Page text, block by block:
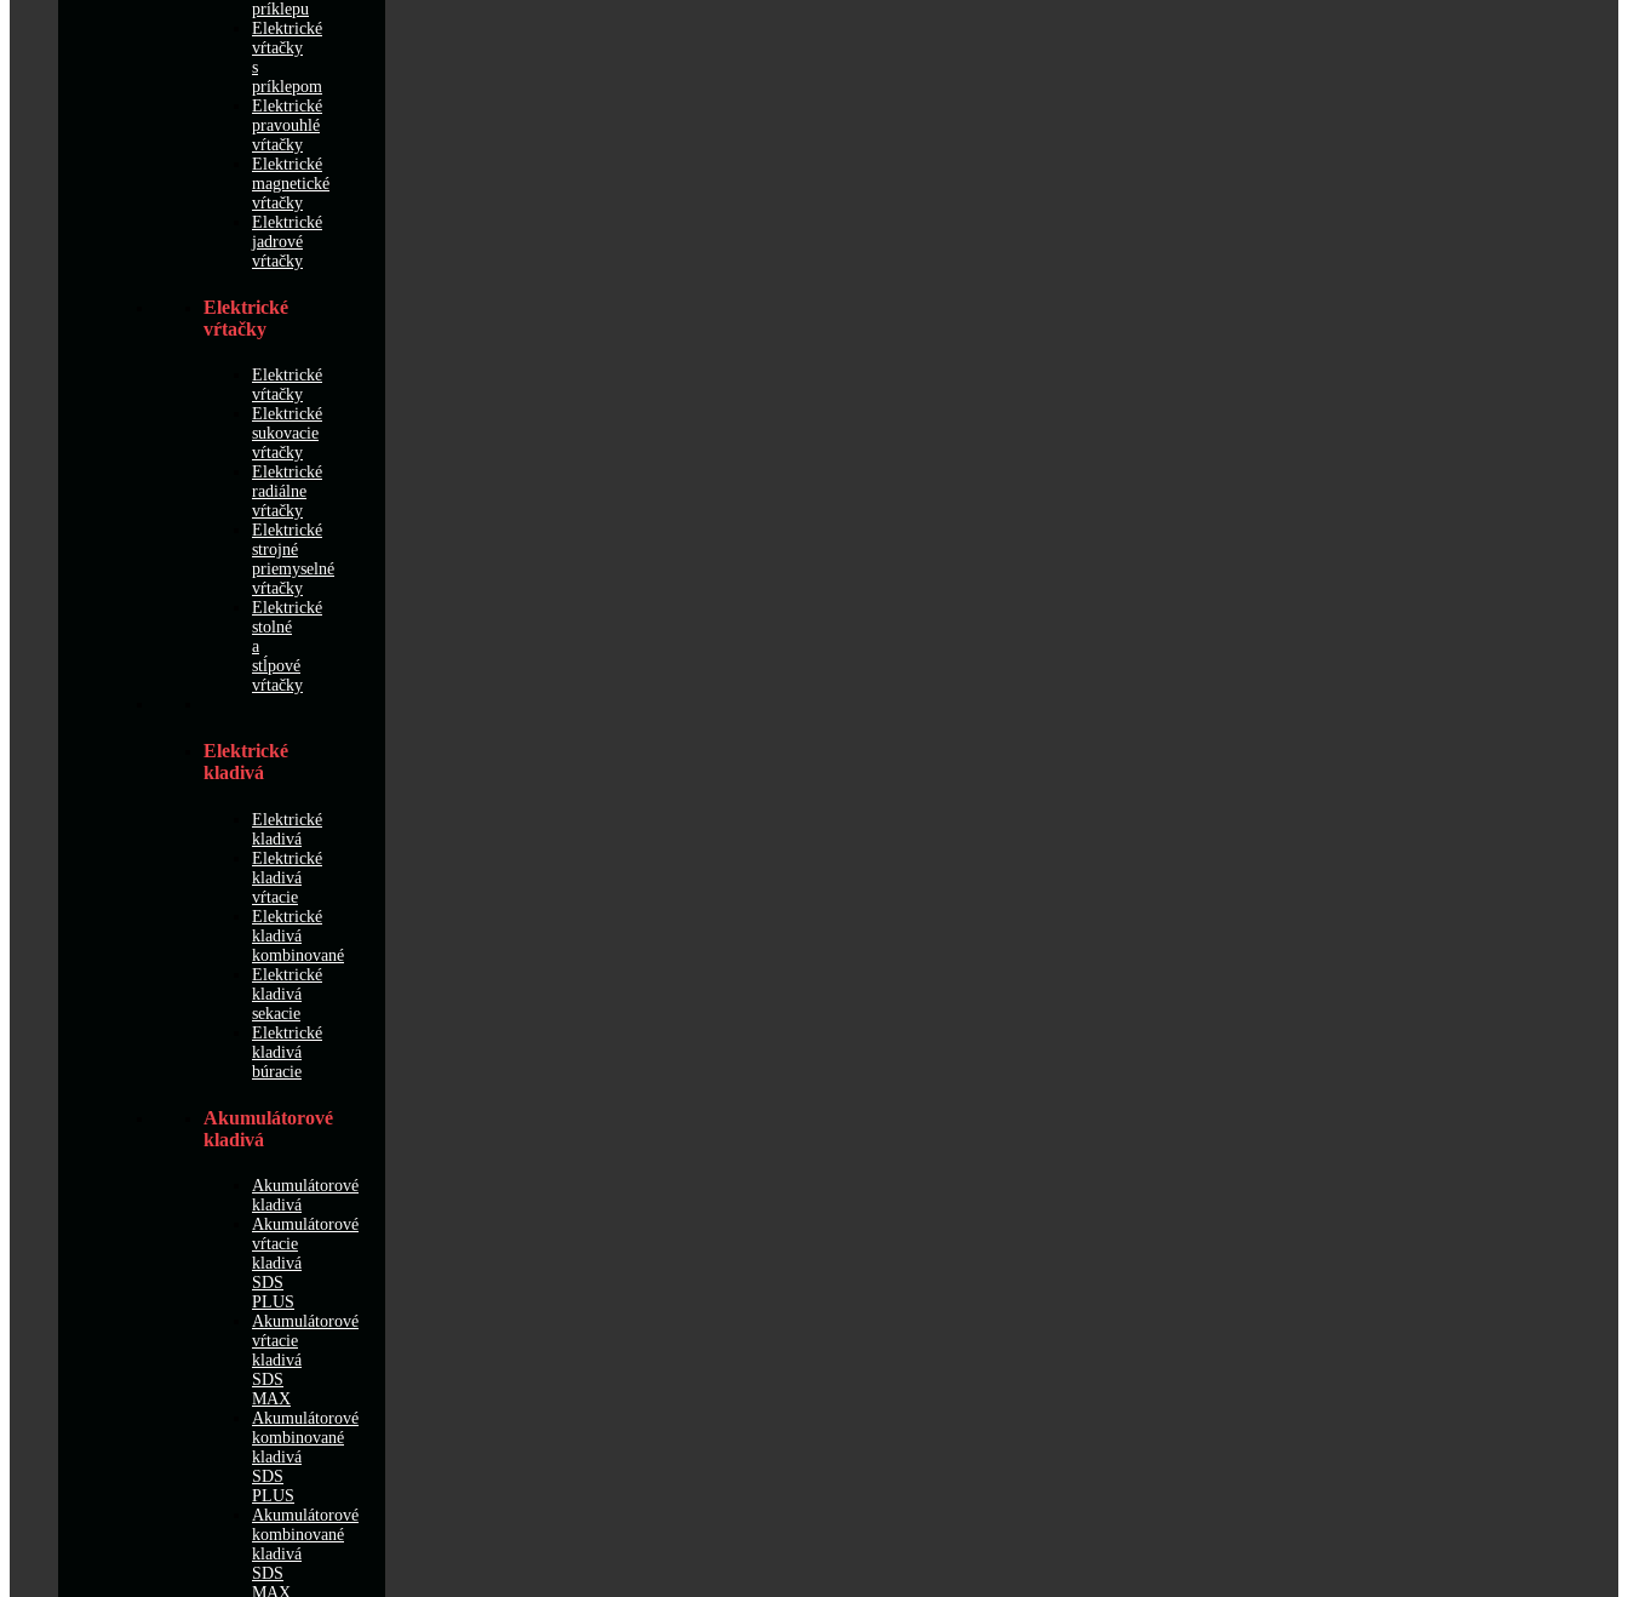
príklepu
Elektrické
vŕtačky
s
príklepom
Elektrické
pravouhlé
vŕtačky
Elektrické
magnetické
vŕtačky
Elektrické
jadrové
vŕtačky
Elektrické
vŕtačky
Elektrické
vŕtačky
Elektrické
sukovacie
vŕtačky
Elektrické
radiálne
vŕtačky
Elektrické
strojné
priemyselné
vŕtačky
Elektrické
stolné
a
stĺpové
vŕtačky
Elektrické
kladivá
Elektrické
kladivá
Elektrické
kladivá
vŕtacie
Elektrické
kladivá
kombinované
Elektrické
kladivá
sekacie
Elektrické
kladivá
búracie
Akumulátorové
kladivá
Akumulátorové
kladivá
Akumulátorové
vŕtacie
kladivá
SDS
PLUS
Akumulátorové
vŕtacie
kladivá
SDS
MAX
Akumulátorové
kombinované
kladivá
SDS
PLUS
Akumulátorové
kombinované
kladivá
SDS
MAX